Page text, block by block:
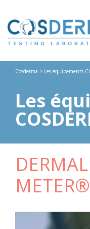
Cosderma > Les équipements
Les
METER®